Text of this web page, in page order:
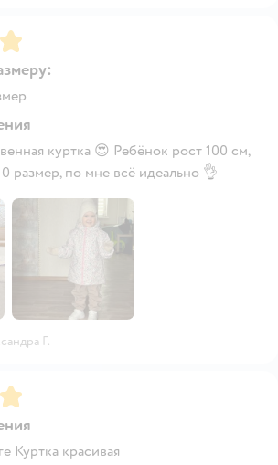
куртка 😍 Ребёнок рост 100 см,
размер, по мне всё идеально 👌
Г.
Куртка красивая